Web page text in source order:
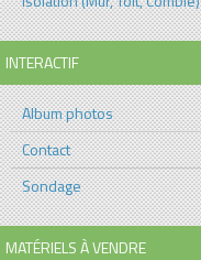
INTERACTIF
Album photos
Contact
Sondage
MATÉRIELS À VENDRE